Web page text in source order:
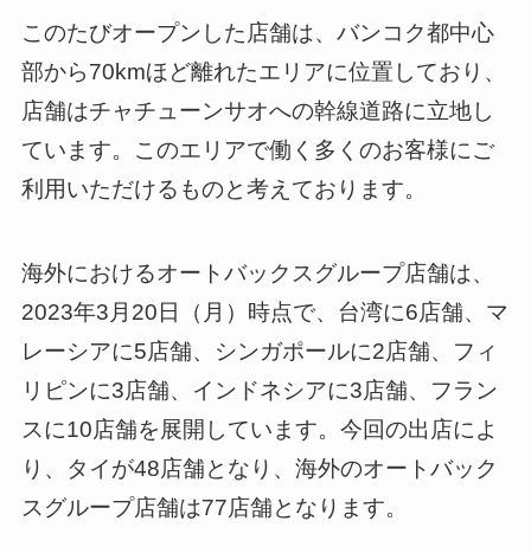
このたびオープンした店舗は、バンコク都中心
部から70kmほど離れたエリアに位置しており、
店舗はチャチューンサオへの幹線道路に立地し
ています。このエリアで働く多くのお客様にご
利用いただけるものと考えております。
海外におけるオートバックスグループ店舗は、
2023年3月20日（月）時点で、台湾に6店舗、マ
レーシアに5店舗、シンガポールに2店舗、フィ
リピンに3店舗、インドネシアに3店舗、フラン
スに10店舗を展開しています。今回の出店によ
り、タイが48店舗となり、海外のオートバック
スグループ店舗は77店舗となります。